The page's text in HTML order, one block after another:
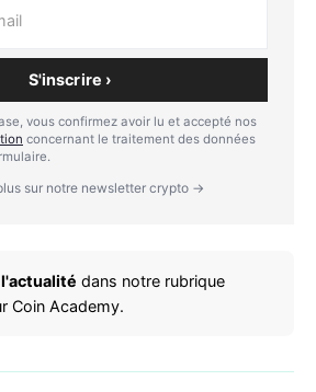
S'inscrire ›
vous confirmez avoir lu et accepté nos
concernant le traitement des données
sur notre newsletter crypto →
dans notre rubrique
Coin Academy.